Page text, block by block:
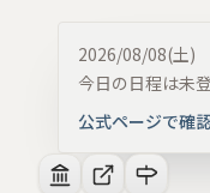
2026/08/08(土)
今日の日程は未
公式ページで確